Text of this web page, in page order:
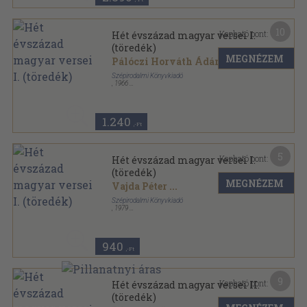
Hét évszázad magyar versei I.
(töredék)
Pálóczi Horváth Ádám...
Szépirodalmi Könyvkiadó
1966
1.240 ,-Ft
Kapható pont:
MEGNÉZEM
Hét évszázad magyar versei I.
(töredék)
Vajda Péter ...
Szépirodalmi Könyvkiadó
1979
940 ,-Ft
Kapható pont:
MEGNÉZEM
Hét évszázad magyar versei II.
(töredék)
Kapható pont: